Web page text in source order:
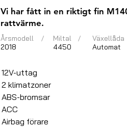
Vi har fått in en riktigt fin
rattvärme.
Årsmodell
2018
/
Miltal
4450
/
Växellåda
Automat
12V-uttag
2 klimatzoner
ABS-bromsar
ACC
Airbag förare